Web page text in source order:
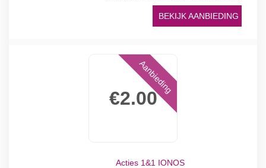
BEKIJK AANBIEDING
€2.00
Aanbieding
Acties 1&1 IONOS